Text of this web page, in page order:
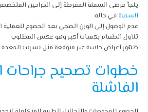
يلجأ مرضى السمنة المفرطة إلى الجراحين
السمنة في حالة:
عدم الوصول إلى الوزن الصحي بعد الخضوع للعملية
تناول الطعام بكميات أكبر وهو عكس المطلوب
ظهور أعراض جانبية غير متوقعة مثل تسريب المعدة
خطوات تصحيح جراحات
الفاشلة